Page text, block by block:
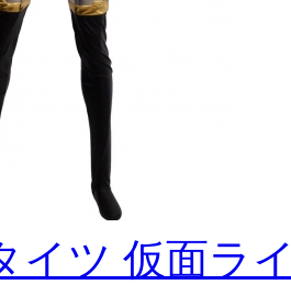
ツ 仮面ラ